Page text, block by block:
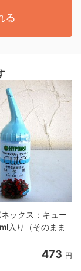
る
ックス：キュー
入り（そのまま
473 円